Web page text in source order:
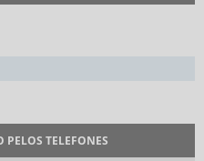
PELOS TELEFONES